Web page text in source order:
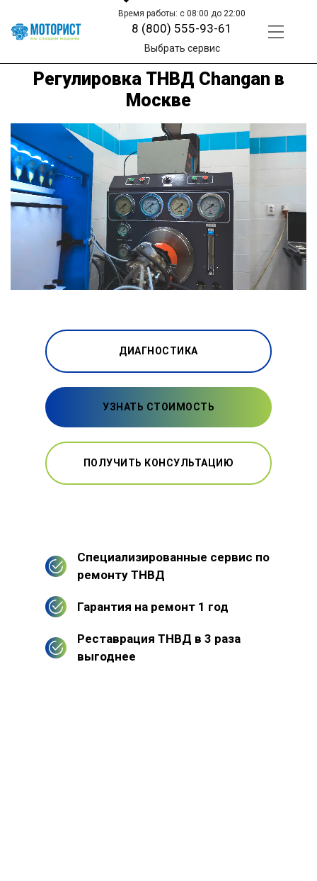
Время работы: с 08:00 до 22:00
8 (800) 555-93-61
Выбрать сервис
Регулировка ТНВД Changan в
Москве
ДИАГНОСТИКА
УЗНАТЬ СТОИМОСТЬ
ПОЛУЧИТЬ КОНСУЛЬТАЦИЮ
Специализированные сервис по
ремонту ТНВД
Гарантия на ремонт 1 год
Реставрация ТНВД в 3 раза
выгоднее